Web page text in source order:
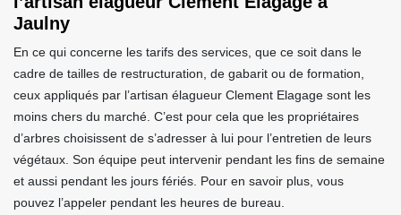
Jaulny
En ce qui concerne les tarifs des services, que ce soit dans le
cadre de tailles de restructuration, de gabarit ou de formation,
ceux appliqués par l’artisan élagueur Clement Elagage sont les
moins chers du marché. C’est pour cela que les propriétaires
d’arbres choisissent de s’adresser à lui pour l’entretien de leurs
végétaux. Son équipe peut intervenir pendant les fins de semaine
et aussi pendant les jours fériés. Pour en savoir plus, vous
pouvez l’appeler pendant les heures de bureau.